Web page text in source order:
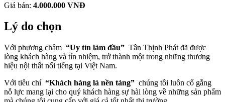
Giá bán: 4.000.000 VNĐ
Lý do chọn
Với phương châm “Uy tín làm đầu” Tân Thịnh Phát đã được
lòng khách hàng và tín nhiệm, trở thành một trong những thương
hiệu nội thất nổi tiếng tại Việt Nam.
Với tiêu chí “Khách hàng là nền tảng” chúng tôi luôn cố gắng
nỗ lực mang lại cho quý khách hàng sự hài lòng về những sản phẩm